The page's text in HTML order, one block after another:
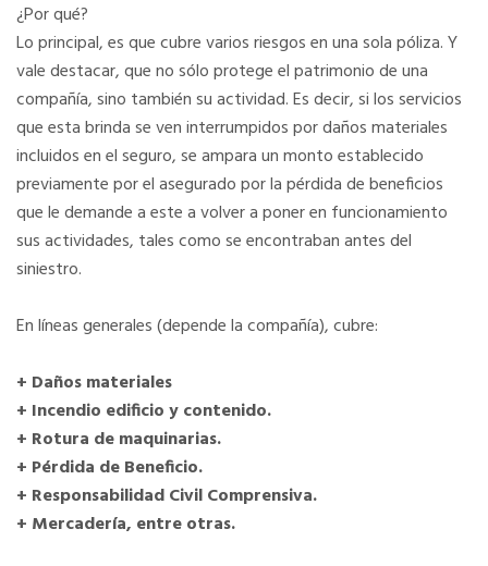
¿Por qué?
Lo principal, es que cubre varios riesgos en una sola póliza. Y
vale destacar, que no sólo protege el patrimonio de una
compañía, sino también su actividad. Es decir, si los servicios
que esta brinda se ven interrumpidos por daños materiales
incluidos en el seguro, se ampara un monto establecido
previamente por el asegurado por la pérdida de beneficios
que le demande a este a volver a poner en funcionamiento
sus actividades, tales como se encontraban antes del
siniestro.
En líneas generales (depende la compañía), cubre:
+ Daños materiales
+ Incendio edificio y contenido.
+ Rotura de maquinarias.
+ Pérdida de Beneficio.
+ Responsabilidad Civil Comprensiva.
+ Mercadería, entre otras.